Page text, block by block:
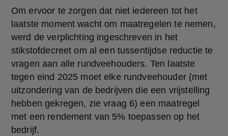
Om ervoor te zorgen dat niet iedereen tot het
laatste moment wacht om maatregelen te nemen,
werd de verplichting ingeschreven in het
stikstofdecreet om al een tussentijdse reductie te
vragen aan alle rundveehouders. Ten laatste
tegen eind 2025 moet elke rundveehouder (met
uitzondering van de bedrijven die een vrijstelling
hebben gekregen, zie vraag 6) een maatregel
met een rendement van 5% toepassen op het
bedrijf.